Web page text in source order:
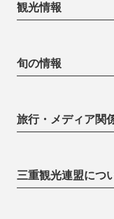
観光情報
旬の情報
旅行・メディア関
三重観光連盟につ